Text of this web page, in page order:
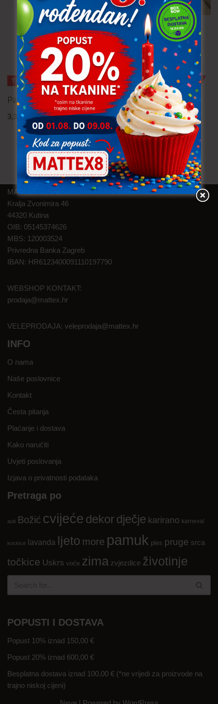
Jersey
3,80€ uključ. PDV po metru
TRAJNO NISKA CIJENA!
Pamučna tkanina – slonići
3,30€ uključ. PDV po metru
TRAJNO NISKA CIJENA!
Podstava
2,80€ uključ. PDV po metru
MAT TEXTILE d.o.o.
Kralja Zvonimira 46
44320 Kutina
OIB: 05145374626
MBS: 120003524
Privredna Banka Zagreb
IBAN: HR6123400091110197790
WEBSHOP KONTAKT:
prodaja@mattex.hr
VELEPRODAJA: veleprodaja@mattex.hr
INFO
O nama
Naše poslovnice
Kontakt
Česta pitanja
Plaćanje i dostava
Kako naručiti
Uvjeti poslovanja
Izjava o privatnosti podataka
Pretraga po
auti Božić cvijeće dekordječje karirano karneval
kockice lavanda ljeto more pamuk ples pruge srca
točkice Uskrs voće zima zvjezdice životinje
POPUSTI I DOSTAVA
Popust 10% iznad 150,00 €
Popust 20% iznad 600,00 €
Besplatna dostava iznad 100,00 € (*ne vrijedi za proizvode na
trajno niskoj cijeni)